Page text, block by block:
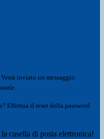
Verrà inviato un messaggio
Effettua il reset della password
casella di posta elettronica!